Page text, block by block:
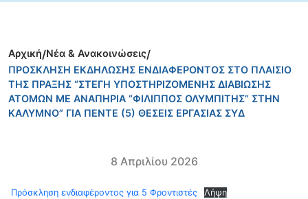
Αρχική/Νέα & Ανακοινώσεις/
ΠΡΟΣΚΛΗΣΗ ΕΚΔΗΛΩΣΗΣ ΕΝΔΙΑΦΕΡΟΝΤΟΣ ΣΤΟ ΠΛΑΙΣΙΟ
ΤΗΣ ΠΡΑΞΗΣ “ΣΤΕΓΗ ΥΠΟΣΤΗΡΙΖΟΜΕΝΗΣ ΔΙΑΒΙΩΣΗΣ
ΑΤΟΜΩΝ ΜΕ ΑΝΑΠΗΡΙΑ “ΦΙΛΙΠΠΟΣ ΟΛΥΜΠΙΤΗΣ” ΣΤΗΝ
ΚΑΛΥΜΝΟ” ΓΙΑ ΠΕΝΤΕ (5) ΘΕΣΕΙΣ ΕΡΓΑΣΙΑΣ ΣΥΔ
8 Απριλίου 2026
Πρόσκληση ενδιαφέροντος για 5 Φροντιστές
Λήψη